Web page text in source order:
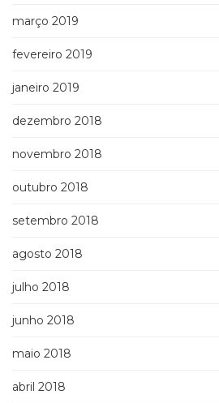
março 2019
fevereiro 2019
janeiro 2019
dezembro 2018
novembro 2018
outubro 2018
setembro 2018
agosto 2018
julho 2018
junho 2018
maio 2018
abril 2018